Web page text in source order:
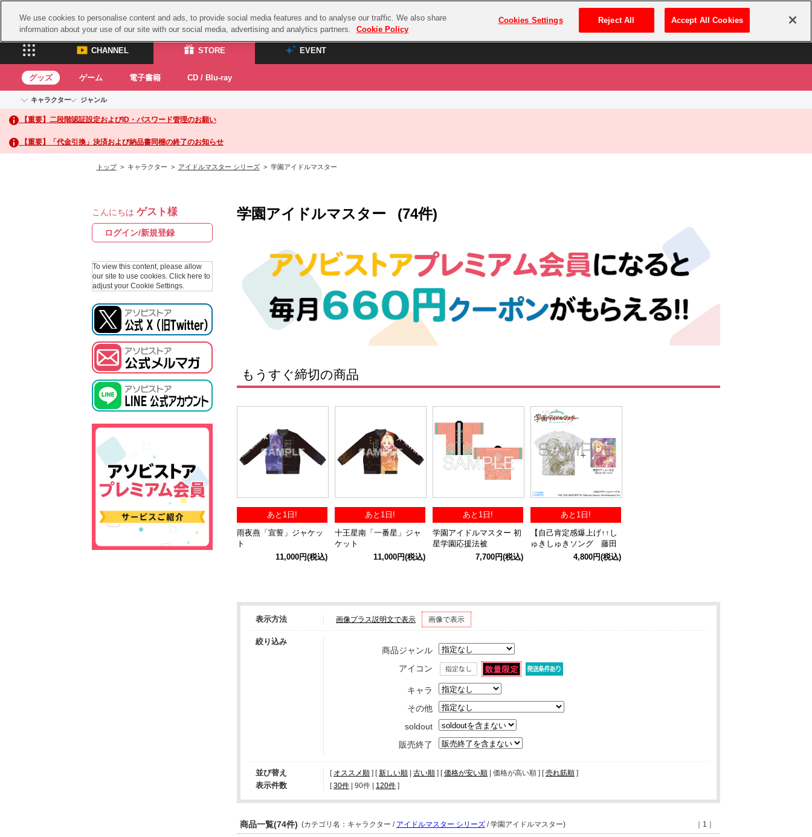
プレミアム会員とは ログイン・新規登録
CHANNEL STORE EVENT
CHANNEL
ASOBI CHANNEL TOP
STORE
ASOBI STORE TOP
グッズ
CD / Blu-ray
EVENT
ASOBI STAGE
グッズ ゲーム 電子書籍 CD / Blu-ray
キャラクター
アイドルマスターシリーズ
アイドルマスター
アイドルマスター シンデレラガールズ
アイドルマスター ミリオンライブ！
プロジェクトアイマス ヴイアライヴ
テイルズ オブ シリーズ
スサノオマジック
ドラゴンボール
ラブライブ！サンシャイン‼
アイドリッシュセブン
モフモフパレード
ジャンル
イベントグッズ
トイ・ホビー
【重要】二段階認証設定およびID・パスワード管理のお願い
【重要】「代金引換」決済および納品書同梱の終了のお知らせ
トップ> キャラクター > アイドルマスター シリーズ> 学園アイドルマスター
こんにちは ゲスト様
ログイン/新規登録
To view this content, please allow
our site to use cookies. Click here to
adjust your Cookie Settings.
学園アイドルマスター (74件)
もうすぐ締切の商品
あと1日!
雨夜燕「宣誓」ジャケッ
ト
11,000円(税込)
あと1日!
十王星南「一番星」ジャ
ケット
11,000円(税込)
あと1日!
学園アイドルマスター 初
星学園応援法被
7,700円(税込)
あと1日!
【自己肯定感爆上げ↑↑し
ゅきしゅきソング 藤田
ことね】オールプリント
4,800円(税込)
表示方法 画像プラス説明文で表示 画像で表示
絞り込み
商品ジャンル
アイコン
キャラ
その他
soldout
販売終了
並び替え [ オススメ順 ] [新しい順 古い順 ] [価格が安い順 | 価格が高い順 ] [売れ筋順 ]
表示件数 [ 30件 90件 120件 ]
商品一覧(74件) ｜1｜
(カテゴリ名：キャラクター / アイドルマスター シリーズ / 学園アイドルマスター)
We use cookies to personalise content and ads, to provide social media features and to analyse our traffic. We also share
information about your use of our site with our social media, advertising and analytics partners.
Cookie Policy
Cookies Settings Reject All Accept All Cookies